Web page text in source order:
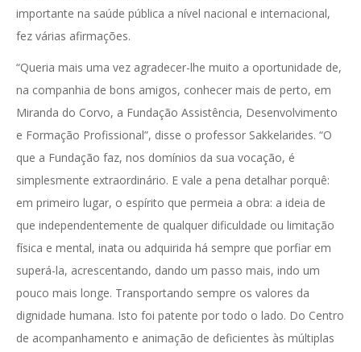
importante na saúde pública a nível nacional e internacional,
fez várias afirmações.
“Queria mais uma vez agradecer-lhe muito a oportunidade de,
na companhia de bons amigos, conhecer mais de perto, em
Miranda do Corvo, a Fundação Assistência, Desenvolvimento
e Formação Profissional”, disse o professor Sakkelarides. “O
que a Fundação faz, nos domínios da sua vocação, é
simplesmente extraordinário. E vale a pena detalhar porquê:
em primeiro lugar, o espírito que permeia a obra: a ideia de
que independentemente de qualquer dificuldade ou limitação
física e mental, inata ou adquirida há sempre que porfiar em
superá-la, acrescentando, dando um passo mais, indo um
pouco mais longe. Transportando sempre os valores da
dignidade humana. Isto foi patente por todo o lado. Do Centro
de acompanhamento e animação de deficientes às múltiplas